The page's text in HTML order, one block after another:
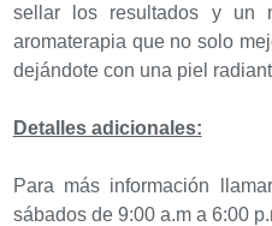
sellar los resultados y un
aromaterapia que no solo
dejándote con una piel
Detalles adicionales:
Para más información
sábados de 9:00 a.m a 6:00